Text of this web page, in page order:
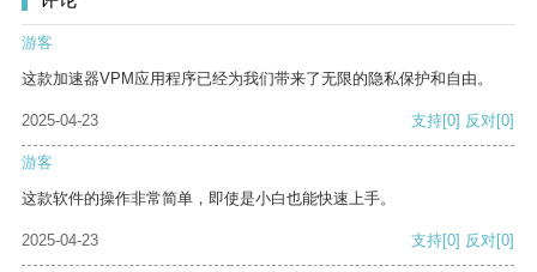
游客
这款加速器VPM应用程序已经为我们带来了无限的隐私保护和自由。
2025-04-23 支持[0] 反对[0]
游客
这款软件的操作非常简单，即使是小白也能快速上手。
2025-04-23 支持[0] 反对[0]